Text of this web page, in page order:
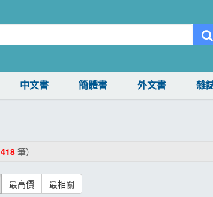
中文書 簡體書 外文書 雜
418筆）
最高價 最相關